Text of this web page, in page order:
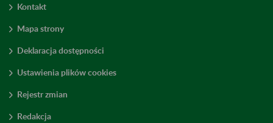
Kontakt
Mapa strony
Deklaracja dostępności
Ustawienia plików cookies
Rejestr zmian
Redakcja